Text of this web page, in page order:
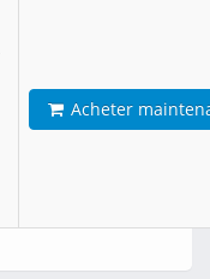
Acheter